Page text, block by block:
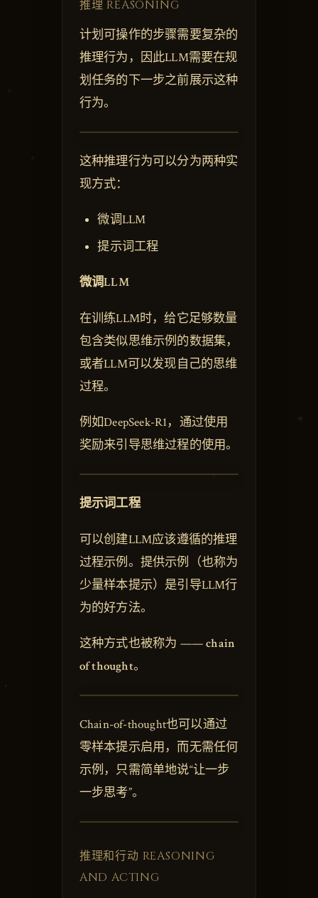
推理 REASONING
计划可操作的步骤需要复杂的
推理行为，因此LLM需要在规
划任务的下一步之前展示这种
行为。
这种推理行为可以分为两种实
现方式：
微调LLM
提示词工程
微调LLM
在训练LLM时，给它足够数量
包含类似思维示例的数据集，
或者LLM可以发现自己的思维
过程。
例如DeepSeek-R1，通过使用
奖励来引导思维过程的使用。
提示词工程
可以创建LLM应该遵循的推理
过程示例。提供示例（也称为
少量样本提示）是引导LLM行
为的好方法。
这种方式也被称为 ——chain
of thought。
Chain-of-thought也可以通过
零样本提示启用，而无需任何
示例，只需简单地说“让一步
一步思考”。
推理和行动 REASONING
AND ACTING